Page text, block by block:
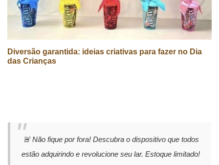
Diversão garantida: ideias criativas para fazer no Dia
das Crianças
🚨 Não fique por fora! Descubra o dispositivo que todos
estão adquirindo e revolucione seu lar. Estoque limitado!